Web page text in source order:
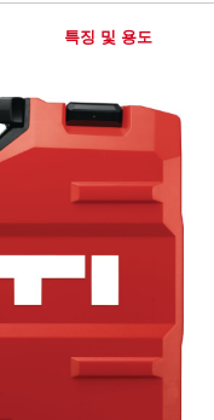
특징 및 용도